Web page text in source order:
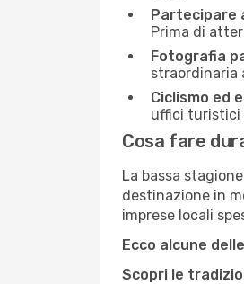
Partecipare
Prima di
Fotografia
straordinaria
Ciclismo ed
uffici turistici
Cosa fare
La bassa
destinazione in
imprese locali
Ecco alcune
Scopri le